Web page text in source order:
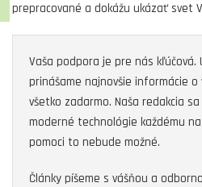
prepracované a dokážu ukázať svet
Vaša podpora je pre nás kľúčová.
prinášame najnovšie informácie
všetko zadarmo. Naša redakcia
moderné technológie každému
pomoci to nebude možné.
Články píšeme s vášňou a